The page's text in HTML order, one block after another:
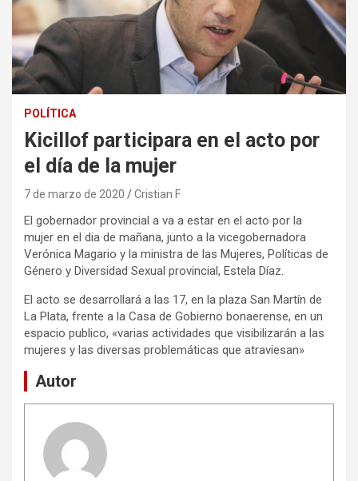
POLÍTICA
Kicillof participara en el acto por
el día de la mujer
7 de marzo de 2020 Cristian F
El gobernador provincial a va a estar en el acto por la
mujer en el dia de mañana, junto a la vicegobernadora
Verónica Magario y la ministra de las Mujeres, Políticas de
Género y Diversidad Sexual provincial, Estela Díaz.
El acto se desarrollará a las 17, en la plaza San Martín de
La Plata, frente a la Casa de Gobierno bonaerense, en un
espacio publico, «varias actividades que visibilizarán a las
mujeres y las diversas problemáticas que atraviesan»
Autor